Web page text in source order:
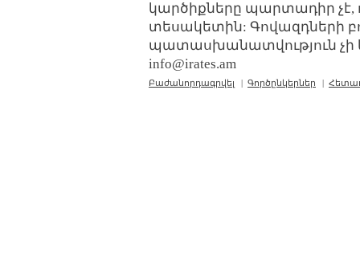
կարծիքները պարտադիր չէ,
տեսակետին: Գովազդների
պատասխանատվություն չի
info@irates.am
Բաժանորդագրվել | Գործընկերներ |